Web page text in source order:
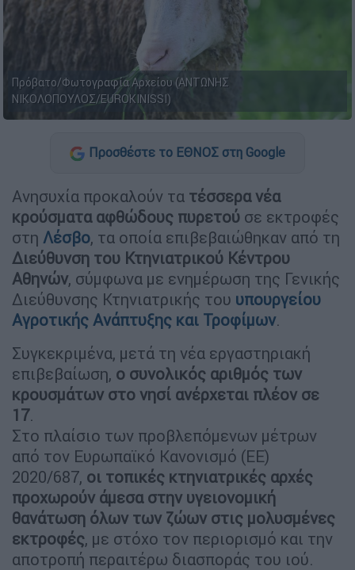
Πρόβατο/Φωτογραφία Αρχείου (ΑΝΤΩΝΗΣ
ΝΙΚΟΛΟΠΟΥΛΟΣ/EUROKINISSI)
Προσθέστε το ΕΘΝΟΣ στη Google
Ανησυχία προκαλούν τα τέσσερα νέα
κρούσματα αφθώδους πυρετού σε εκτροφές
στη Λέσβο, τα οποία επιβεβαιώθηκαν από τη
Διεύθυνση του Κτηνιατρικού Κέντρου
Αθηνών, σύμφωνα με ενημέρωση της Γενικής
Διεύθυνσης Κτηνιατρικής του υπουργείου
Αγροτικής Ανάπτυξης και Τροφίμων.
Συγκεκριμένα, μετά τη νέα εργαστηριακή
επιβεβαίωση, ο συνολικός αριθμός των
κρουσμάτων στο νησί ανέρχεται πλέον σε
17.
Στο πλαίσιο των προβλεπόμενων μέτρων
από τον Ευρωπαϊκό Κανονισμό (ΕΕ)
2020/687, οι τοπικές κτηνιατρικές αρχές
προχωρούν άμεσα στην υγειονομική
θανάτωση όλων των ζώων στις μολυσμένες
εκτροφές, με στόχο τον περιορισμό και την
αποτροπή περαιτέρω διασποράς του ιού.